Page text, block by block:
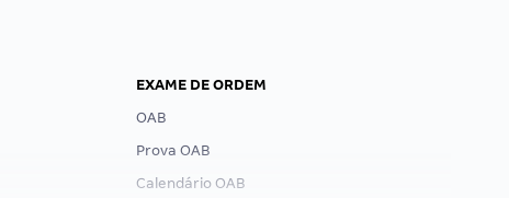
EXAME DE ORDEM
OAB
Prova OAB
Calendário OAB